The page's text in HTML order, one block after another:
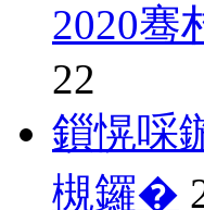
2020骞
22
鎻愰啋
槻鑼�